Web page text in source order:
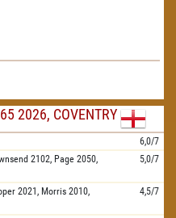
2026, COVENTRY
6,0/7
2102, Page 2050,
5,0/7
2021, Morris 2010,
4,5/7